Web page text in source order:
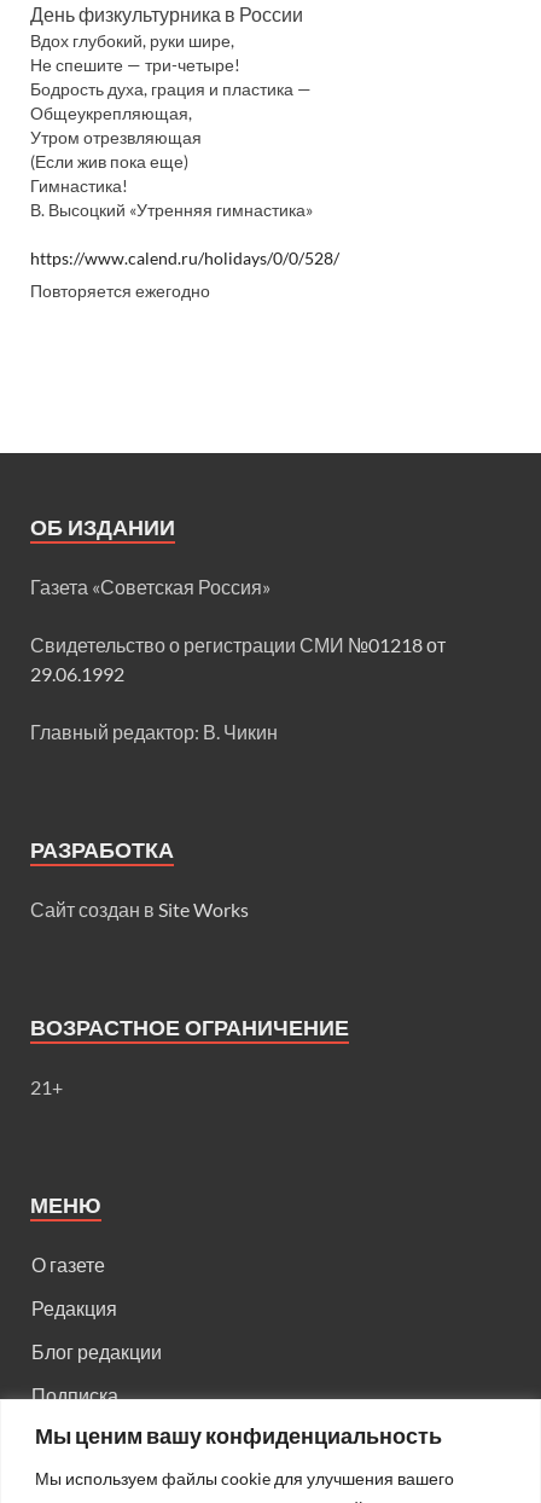
Мы ценим вашу конфиденциальность
Мы используем файлы cookie для улучшения вашего
День физкультурника в России
Вдох глубокий, руки шире,
Не спешите — три-четыре!
Бодрость духа, грация и пластика —
Общеукрепляющая,
Утром отрезвляющая
(Если жив пока еще)
Гимнастика!
В. Высоцкий «Утренняя гимнастика»
https://www.calend.ru/holidays/0/0/528/
Повторяется ежегодно
ОБ ИЗДАНИИ
Газета «Советская Россия»
Свидетельство о регистрации СМИ №01218 от
29.06.1992
Главный редактор: В. Чикин
РАЗРАБОТКА
Сайт создан в Site Works
ВОЗРАСТНОЕ ОГРАНИЧЕНИЕ
21+
МЕНЮ
О газете
Редакция
Блог редакции
Подписка
Правила поведения на сайте
Реклама